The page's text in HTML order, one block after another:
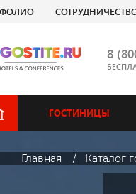
8
ГОСТИНИЦЫ
Главная Каталог